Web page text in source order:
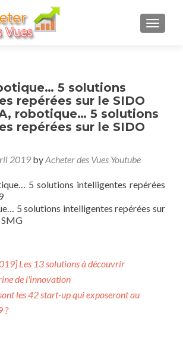
5 solutions
repérées sur le SIDO
robotique… 5 solutions
repérées sur le SIDO
2019 byAcheter des Vues Youtube
5 solutions intelligentes repérées sur